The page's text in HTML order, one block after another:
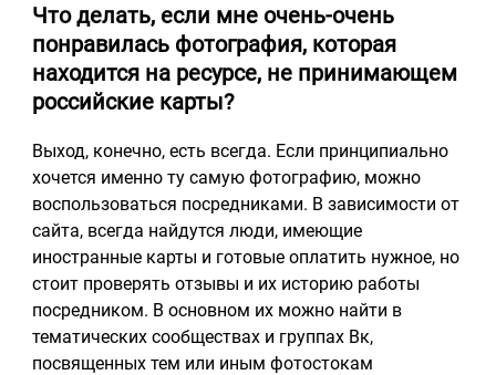
Что делать, если мне очень-очень
понравилась фотография, которая
находится на ресурсе, не принимающем
российские карты?
Выход, конечно, есть всегда. Если принципиально
хочется именно ту самую фотографию, можно
воспользоваться посредниками. В зависимости от
сайта, всегда найдутся люди, имеющие
иностранные карты и готовые оплатить нужное, но
стоит проверять отзывы и их историю работы
посредником. В основном их можно найти в
тематических сообществах и группах Вк,
посвященных тем или иным фотостокам